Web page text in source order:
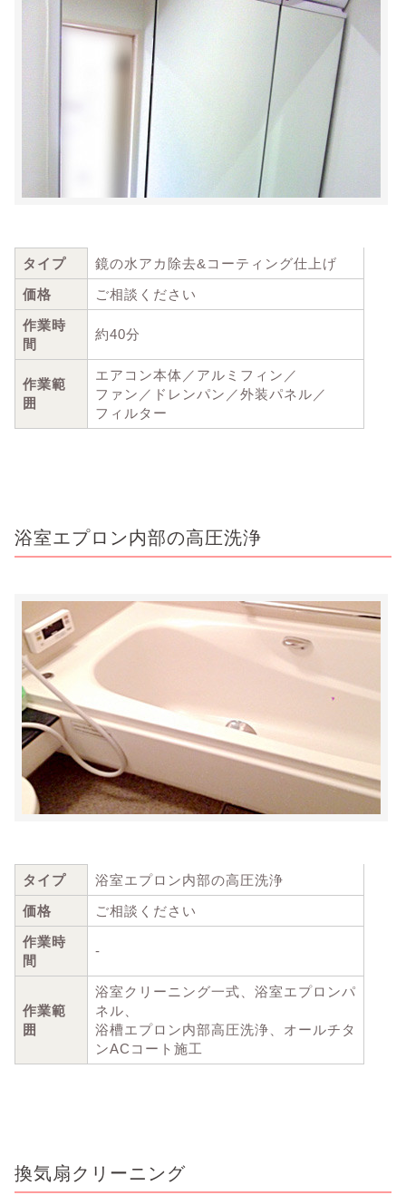
タイプ
鏡の水アカ除去&コーティング仕上げ
価格
ご相談ください
作業時
間
約40分
作業範
囲
エアコン本体／アルミフィン／
ファン／ドレンパン／外装パネル／
フィルター
浴室エプロン内部の高圧洗浄
タイプ
浴室エプロン内部の高圧洗浄
価格
ご相談ください
作業時
間
-
作業範
囲
浴室クリーニング一式、浴室エプロンパ
ネル、
浴槽エプロン内部高圧洗浄、オールチタ
ンACコート施工
換気扇クリーニング